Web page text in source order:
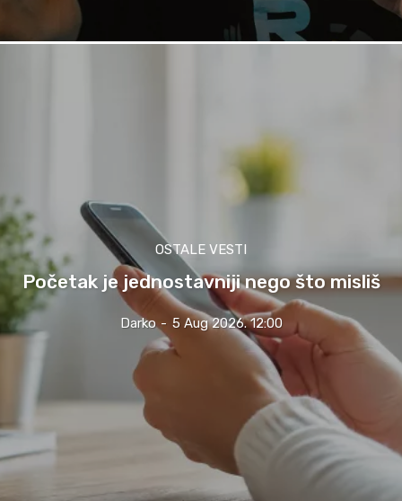
OSTALE VESTI
Početak je jednostavniji nego što misliš
Darko - 5 Aug 2026. 12:00